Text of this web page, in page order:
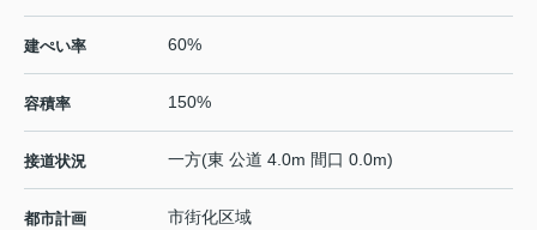
建ぺい率 60%
容積率 150%
接道状況 一方(東 公道 4.0m 間口 0.0m)
都市計画 市街化区域